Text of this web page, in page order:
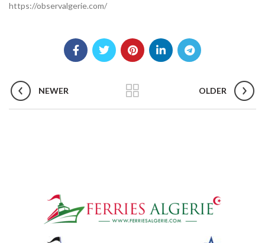
https://observalgerie.com/
NEWER OLDER